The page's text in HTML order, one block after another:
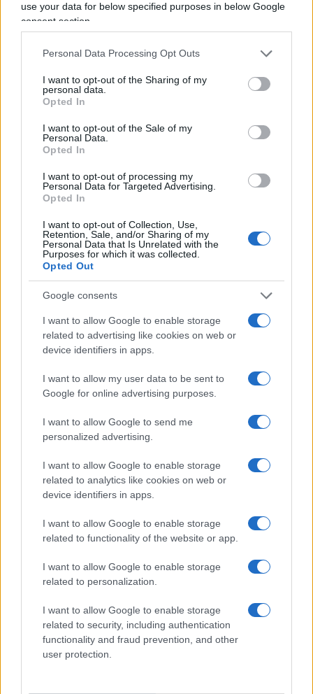
use your data for below specified purposes in below Google
consent section.
Personal Data Processing Opt Outs
I want to opt-out of the Sharing of my
personal data.
Opted In
I want to opt-out of the Sale of my
Personal Data.
Opted In
I want to opt-out of processing my
Personal Data for Targeted Advertising.
Opted In
I want to opt-out of Collection, Use,
Retention, Sale, and/or Sharing of my
Personal Data that Is Unrelated with the
Purposes for which it was collected.
Opted Out
Google consents
I want to allow Google to enable storage
related to advertising like cookies on web or
device identifiers in apps.
I want to allow my user data to be sent to
Google for online advertising purposes.
I want to allow Google to send me
personalized advertising.
I want to allow Google to enable storage
related to analytics like cookies on web or
device identifiers in apps.
I want to allow Google to enable storage
related to functionality of the website or app.
I want to allow Google to enable storage
related to personalization.
I want to allow Google to enable storage
related to security, including authentication
functionality and fraud prevention, and other
user protection.
Eppure, nonostante l’evidente stato di debolezza –
attribuita all’ipersedazione – sarebbe stata
alimentata per via parentale, ossia endovenosa –
solo dalla mattina del suo ultimo giorno di vita.
Isolamento
buona autonomia almeno per le funzioni minime,
insistono i parenti i quali, quasi nell’immediatezza
del trasferimento, sarebbero stati informati di una
insorgente apatia, attribuita da personale interno
alla continua sedazione: il timore, tutto da
dimostrare, è chel’isolamento abbia potuto
causare un tracollo psicofisico fatale
. Quel che
risulta da accertare è anche la corretta
applicazione del monitoraggio in prossimità del
decesso: non è chiaro, infatti, se i macchinari per
misurare la saturazione e il battito cardiaco
risultassero attivati.
La direzione di Villa Betania aveva giustificato
l’impossibilità di ricevere visite con le recenti
prescrizioni governative anticovid
, e anche su
questo i familiari danno battaglia, tramite il loro
questo senso; di più, viene contestata una carenza
di informazioni nel quadro più generale di un
approccio, si afferma, quantomeno distante da
parte della struttura; nella denuncia si lamentano
inoltre le condizioni fisiche dell’anziana, vincolata
a prolungata immobilità e sulla quale sarebbero
stati rinvenuti segni e lividi, oltre alla solitudine
totale che l’avrebbe velocemente consumata.